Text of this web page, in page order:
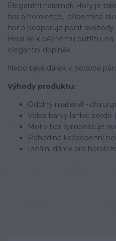
Elegantní náramek Hory je
hor a horolezce, připomíná sílu
hor a podporuje pocit
Hodí se k běžnému outfitu,
elegantní doplněk.
Nebo také dárek v podobě
Výhody produktu:
Odolný materiál -
Volba barvy lanka:
Motiv hor symbolizuje
Pohodlné každodenní
Ideální dárek pro